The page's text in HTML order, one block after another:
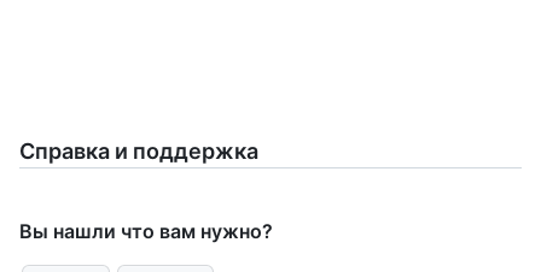
Справка и поддержка
Вы нашли что вам нужно?